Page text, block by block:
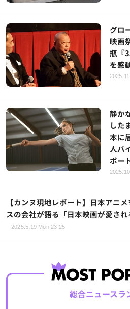
グロ
映画
瓶『
を感
静か
した
本に
人バ
ポー
【カンヌ現地レポート】日本アニ
スの会社が語る「日本映画が愛さ
2025.5.19 Mon 23:25
総合ニュースラ